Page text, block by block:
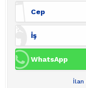
Cep
İş
WhatsApp
İlan